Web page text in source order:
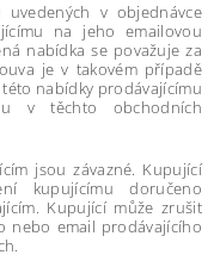
v objednávce
na jeho emailovou
nabídka se považuje za
je v takovém případě
nabídky prodávajícímu
v těchto obchodních
jsou závazné. Kupující
kupujícímu doručeno
Kupující může zrušit
nebo email prodávajícího